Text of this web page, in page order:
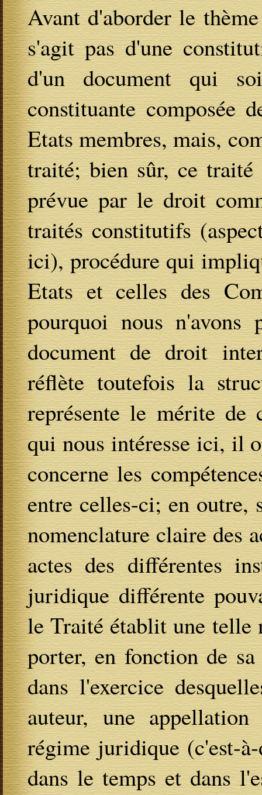
Avant d'aborder le
s'agit pas d'une
d'un document qui
constituante composée
Etats membres, mais,
traité; bien sûr, ce traité
prévue par le droit
traités constitutifs
ici), procédure qui
Etats et celles des
pourquoi nous
document de droit
réflète toutefois la
représente le mérite de
qui nous intéresse ici, il
concerne les
entre celles-ci; en
nomenclature claire des
actes des différentes
juridique différente
le Traité établit une telle
porter, en fonction de
dans l'exercice
auteur, une
régime juridique (c'est-
dans le temps et dans